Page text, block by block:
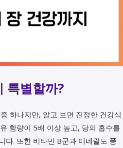
특별할까?
하나지만, 알고 보면 진정한 건강식
함량이 5배 이상 높고, 당의 흡수를
다. 또한 비타민 B군과 미네랄도 풍